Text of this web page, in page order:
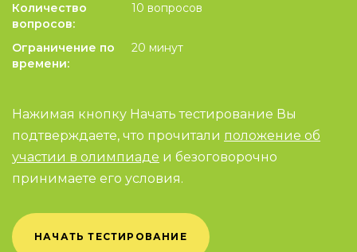
Количество
вопросов:
10 вопросов
Ограничение по
времени:
20 минут
Нажимая кнопку Начать тестирование Вы
подтверждаете, что прочитали положение об
участии в олимпиаде и безоговорочно
принимаете его условия.
НАЧАТЬ ТЕСТИРОВАНИЕ